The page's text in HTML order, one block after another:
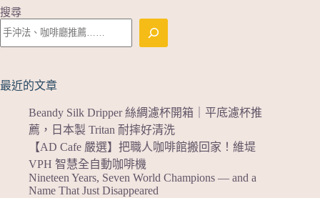
搜尋
最近的文章
Beandy Silk Dripper 絲綢濾杯開箱｜平底濾杯推
薦，日本製 Tritan 耐摔好清洗
【AD Cafe 嚴選】把職人咖啡館搬回家！維堤
VPH 智慧全自動咖啡機
Nineteen Years, Seven World Champions — and a
Name That Just Disappeared